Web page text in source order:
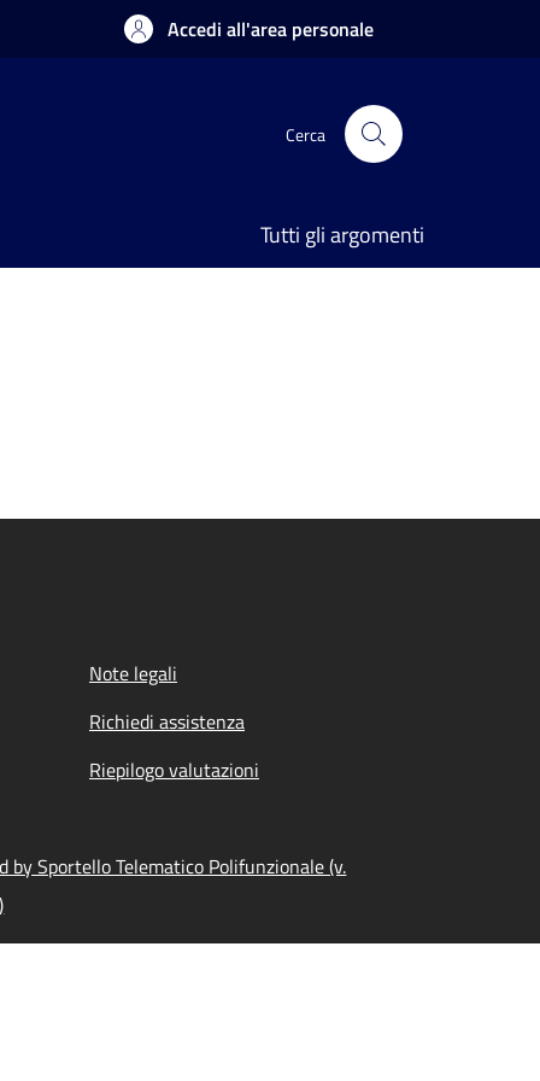
Accedi all'area personale
Cerca
Tutti gli argomenti
Note legali
Richiedi assistenza
Riepilogo valutazioni
by Sportello Telematico Polifunzionale (v.